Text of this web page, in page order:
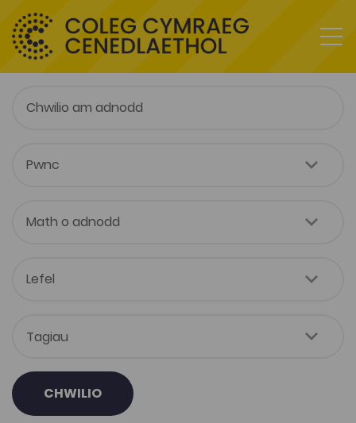
CHWILIO